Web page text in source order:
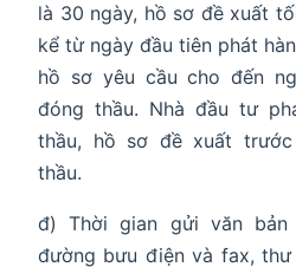
là 30 ngày, hồ sơ đề xuất
kể từ ngày đầu tiên phát
hồ sơ yêu cầu cho đến
đóng thầu. Nhà đầu tư
thầu, hồ sơ đề xuất
thầu.
đ) Thời gian gửi văn
đường bưu điện và fax,